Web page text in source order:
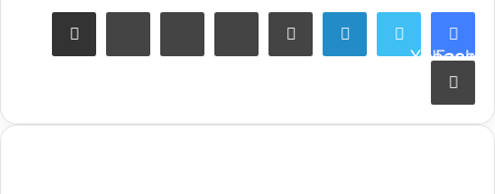
Facebook
X
LinkedIn
Tumblr
Pinterest
Reddit
VKontakte
Share via Email
Print